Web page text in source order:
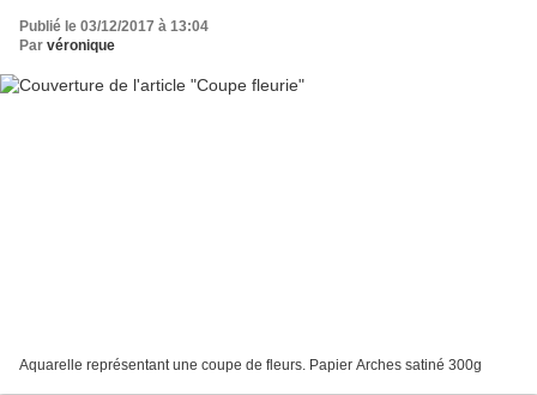
Publié le 03/12/2017 à 13:04
Par véronique
Aquarelle représentant une coupe de fleurs. Papier Arches satiné 300g